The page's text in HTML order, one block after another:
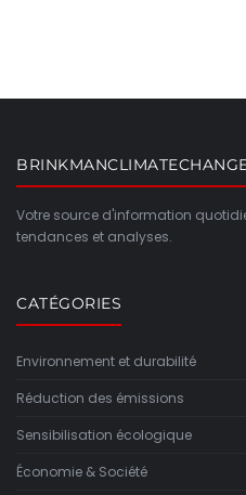
Votre source d'information
tendances et analyses.
CATÉGORIES
Environnement et durabilité
Réduction des émissions
Sensibilisation écologique
Économie & Société